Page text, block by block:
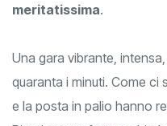
meritatissima.
Una gara vibrante,
quaranta i minuti. Come ci
e la posta in palio hanno